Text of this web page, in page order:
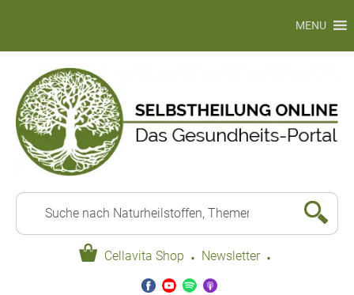
Cellavita Shop · Newsletter ·
MENU